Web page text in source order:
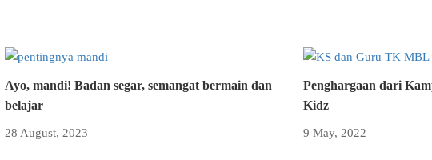
Ayo, mandi! Badan segar, semangat bermain dan
belajar
28 August, 2023
Penghargaan dari
Kidz
9 May, 2022